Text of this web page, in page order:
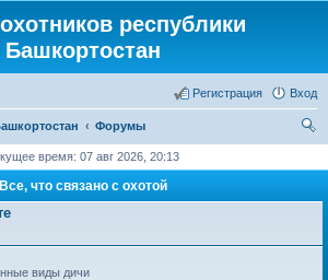
республики
Башкортостан
Вход
Регистрация
Форумы
время: 07 авг 2026, 20:13
Все, что связано с охотой
виды дичи